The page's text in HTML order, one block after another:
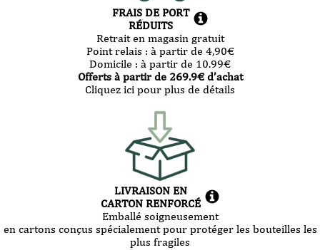
FRAIS DE PORT
RÉDUITS
Retrait en magasin gratuit
Point relais : à partir de 4,90€
Domicile : à partir de 10.99€
Offerts à partir de 269.9€ d’achat
Cliquez ici pour plus de détails
LIVRAISON EN
CARTON RENFORCÉ
Emballé soigneusement
en cartons conçus spécialement pour protéger les bouteilles les
plus fragiles